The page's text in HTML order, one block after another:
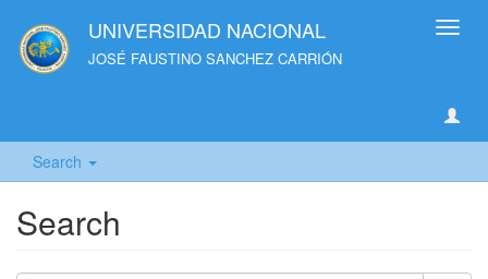
UNIVERSIDAD NACIONAL
JOSÉ FAUSTINO SANCHEZ CARRIÓN
Search
Search